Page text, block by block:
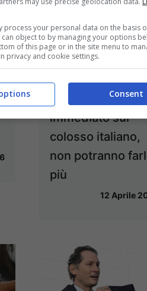
Il Governo Meloni
emana il nuovo
Decreto: effetto
immediato sul
colosso italiano,
non potranno
più
12 Aprile
process your personal data on the basis
can object to by managing your options
of this page or in the site menu to
privacy and cookie settings.
Consent